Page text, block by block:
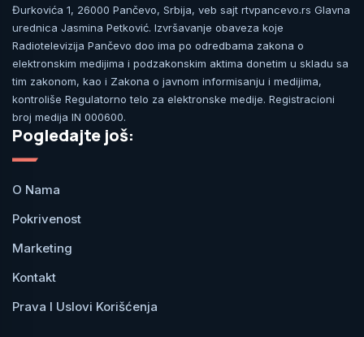
Đurkovića 1, 26000 Pančevo, Srbija, veb sajt rtvpancevo.rs Glavna
urednica Jasmina Petković. Izvršavanje obaveza koje
Radiotelevizija Pančevo doo ima po odredbama zakona o
elektronskim medijima i podzakonskim aktima donetim u skladu sa
tim zakonom, kao i Zakona o javnom informisanju i medijima,
kontroliše Regulatorno telo za elektronske medije. Registracioni
broj medija IN 000600.
Pogledajte još:
O Nama
Pokrivenost
Marketing
Kontakt
Prava I Uslovi Korišćenja